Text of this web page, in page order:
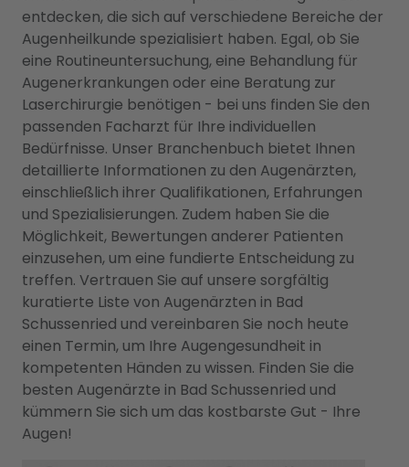
entdecken, die sich auf verschiedene Bereiche der
Augenheilkunde spezialisiert haben. Egal, ob Sie
eine Routineuntersuchung, eine Behandlung für
Augenerkrankungen oder eine Beratung zur
Laserchirurgie benötigen - bei uns finden Sie den
passenden Facharzt für Ihre individuellen
Bedürfnisse. Unser Branchenbuch bietet Ihnen
detaillierte Informationen zu den Augenärzten,
einschließlich ihrer Qualifikationen, Erfahrungen
und Spezialisierungen. Zudem haben Sie die
Möglichkeit, Bewertungen anderer Patienten
einzusehen, um eine fundierte Entscheidung zu
treffen. Vertrauen Sie auf unsere sorgfältig
kuratierte Liste von Augenärzten in Bad
Schussenried und vereinbaren Sie noch heute
einen Termin, um Ihre Augengesundheit in
kompetenten Händen zu wissen. Finden Sie die
besten Augenärzte in Bad Schussenried und
kümmern Sie sich um das kostbarste Gut - Ihre
Augen!